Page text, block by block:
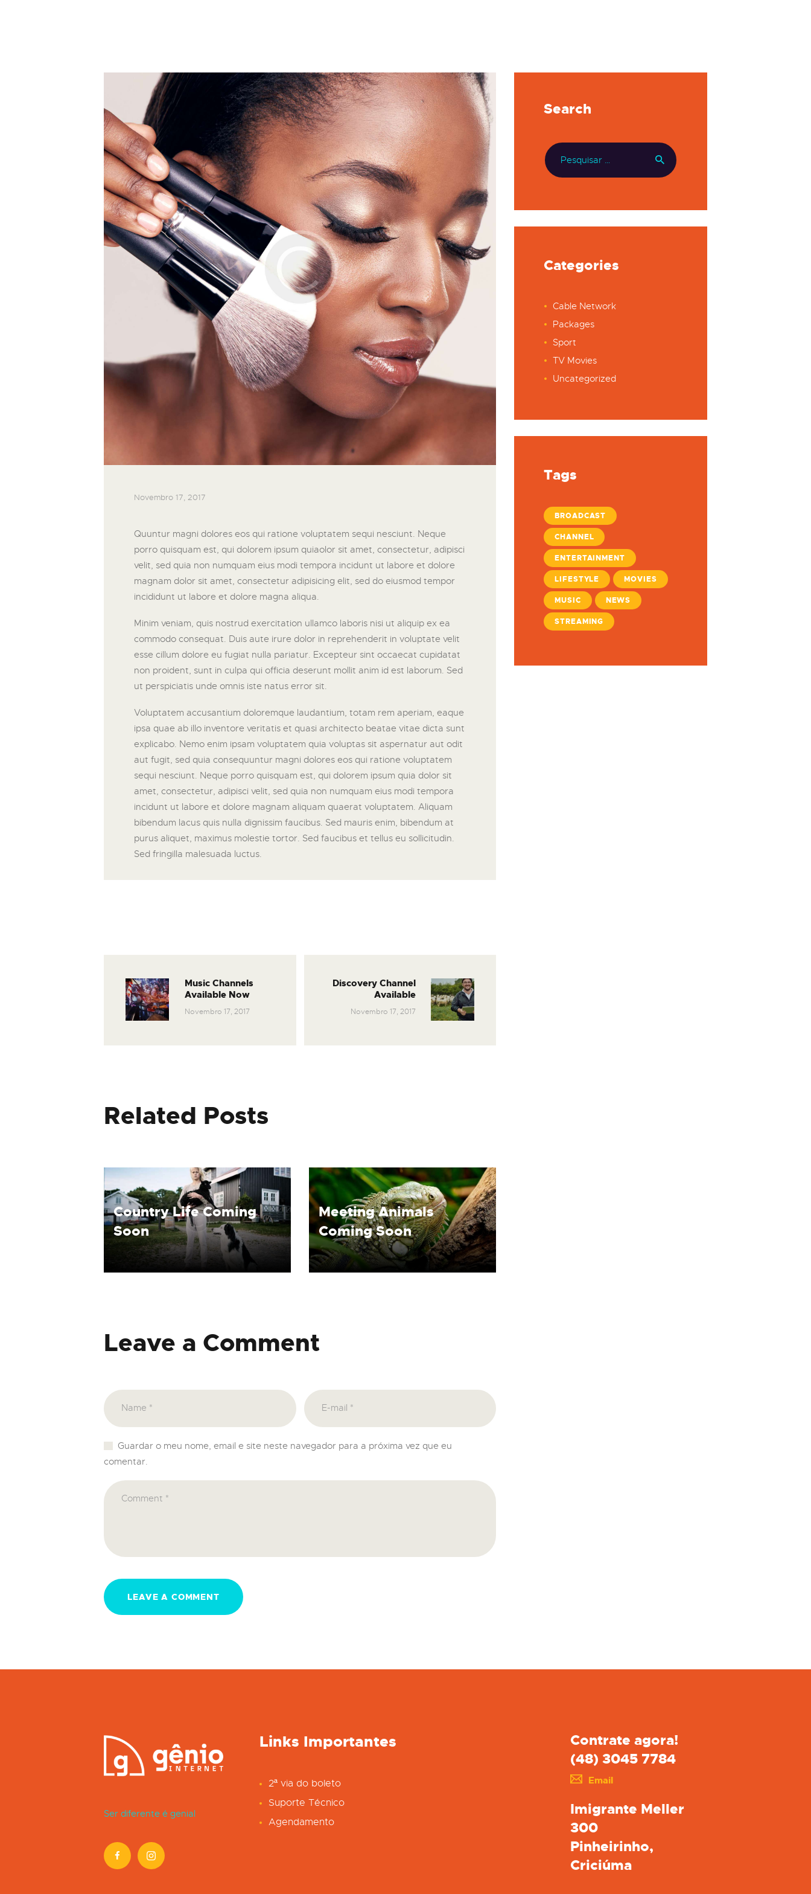
Novembro 17, 2017
Quuntur magni dolores eos qui ratione voluptatem sequi nesciunt. Neque
porro quisquam est, qui dolorem ipsum quiaolor sit amet, consectetur, adipisci
velit, sed quia non numquam eius modi tempora incidunt ut labore et dolore
magnam dolor sit amet, consectetur adipisicing elit, sed do eiusmod tempor
incididunt ut labore et dolore magna aliqua.
Minim veniam, quis nostrud exercitation ullamco laboris nisi ut aliquip ex ea
commodo consequat. Duis aute irure dolor in reprehenderit in voluptate velit
esse cillum dolore eu fugiat nulla pariatur. Excepteur sint occaecat cupidatat
non proident, sunt in culpa qui officia deserunt mollit anim id est laborum. Sed
ut perspiciatis unde omnis iste natus error sit.
Voluptatem accusantium doloremque laudantium, totam rem aperiam, eaque
ipsa quae ab illo inventore veritatis et quasi architecto beatae vitae dicta sunt
explicabo. Nemo enim ipsam voluptatem quia voluptas sit aspernatur aut odit
aut fugit, sed quia consequuntur magni dolores eos qui ratione voluptatem
sequi nesciunt. Neque porro quisquam est, qui dolorem ipsum quia dolor sit
amet, consectetur, adipisci velit, sed quia non numquam eius modi tempora
incidunt ut labore et dolore magnam aliquam quaerat voluptatem. Aliquam
bibendum lacus quis nulla dignissim faucibus. Sed mauris enim, bibendum at
purus aliquet, maximus molestie tortor. Sed faucibus et tellus eu sollicitudin.
Sed fringilla malesuada luctus.
Music Channels
Available Now
Novembro 17, 2017
Discovery Channel
Available
Novembro 17, 2017
Related Posts
Country Life Coming
Soon
Meeting Animals
Coming Soon
Leave a Comment
Guardar o meu nome, email e site neste navegador para a próxima vez que eu
comentar.
Search
Categories
Cable Network
Packages
Sport
TV Movies
Uncategorized
Tags
BROADCAST
CHANNEL
ENTERTAINMENT
LIFESTYLE MOVIES
MUSIC NEWS
STREAMING
Ser diferente é genial
Links Importantes
2ª via do boleto
Suporte Técnico
Agendamento
Contrate agora!
(48) 3045 7784
Email
Imigrante Meller
300
Pinheirinho,
Criciúma